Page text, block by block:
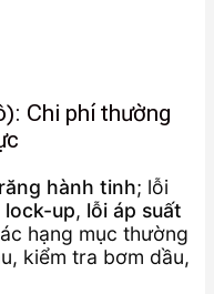
Chi phí thường
hành tinh; lỗi
lock-up, lỗi áp suất
hạng mục thường
kiểm tra bơm dầu,